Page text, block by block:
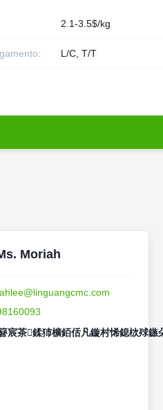
2.1-3.5$/kg
L/C, T/T
Moriah
宸茶鍒犻櫎銆佸凡鏇村悕鎴栨殏鏃